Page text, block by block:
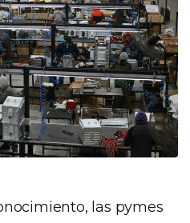
las pymes